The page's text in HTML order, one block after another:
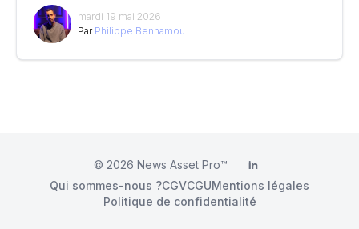
mardi 19 mai 2026
Par Philippe Benhamou
© 2026 News Asset Pro™ LinkedIn
Qui sommes-nous ?CGVCGUMentions légales
Politique de confidentialité